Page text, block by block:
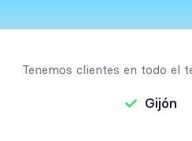
Tenemos clientes en todo el
Gijón